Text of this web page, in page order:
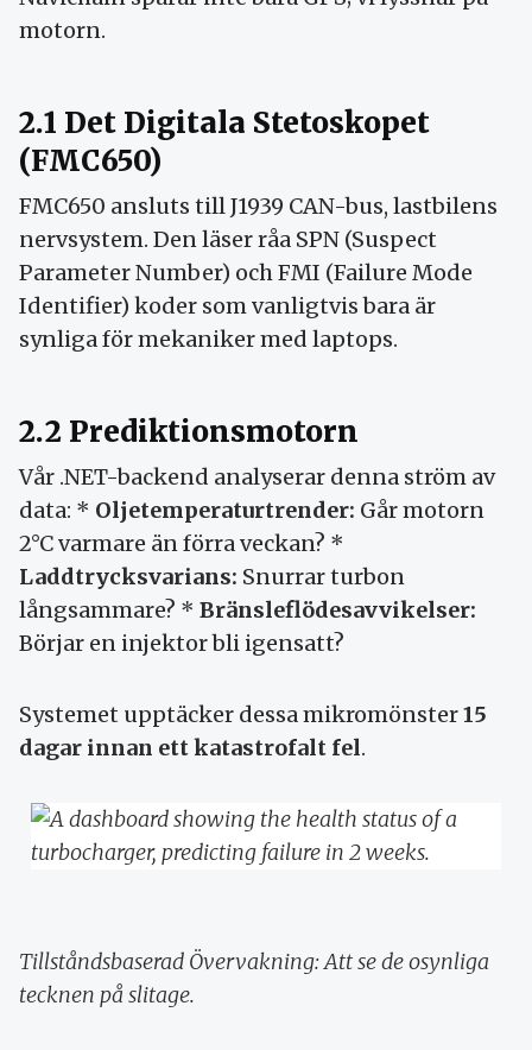
motorn.
2.1 Det Digitala Stetoskopet
(FMC650)
FMC650 ansluts till J1939 CAN-bus, lastbilens
nervsystem. Den läser råa SPN (Suspect
Parameter Number) och FMI (Failure Mode
Identifier) koder som vanligtvis bara är
synliga för mekaniker med laptops.
2.2 Prediktionsmotorn
Vår .NET-backend analyserar denna ström av
data: * Oljetemperaturtrender: Går motorn
2°C varmare än förra veckan? *
Laddtrycksvarians: Snurrar turbon
långsammare? * Bränsleflödesavvikelser:
Börjar en injektor bli igensatt?
Systemet upptäcker dessa mikromönster15
dagar innan ett katastrofalt fel.
Tillståndsbaserad Övervakning: Att se de osynliga
tecknen på slitage.